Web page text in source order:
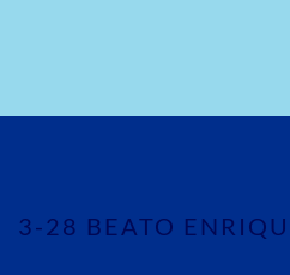
3-28 BEATO